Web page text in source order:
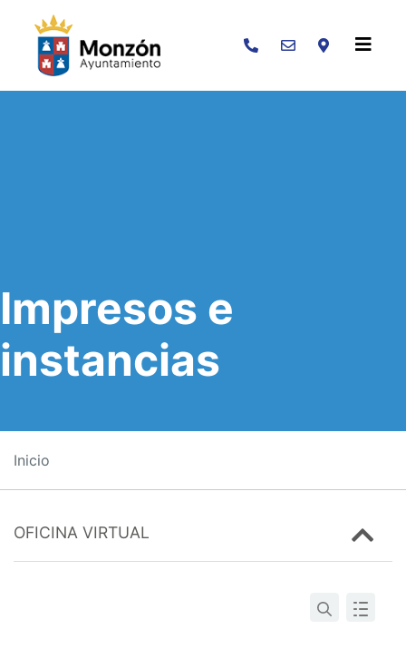
Buscar
Impresos e
instancias
Inicio
OFICINA VIRTUAL